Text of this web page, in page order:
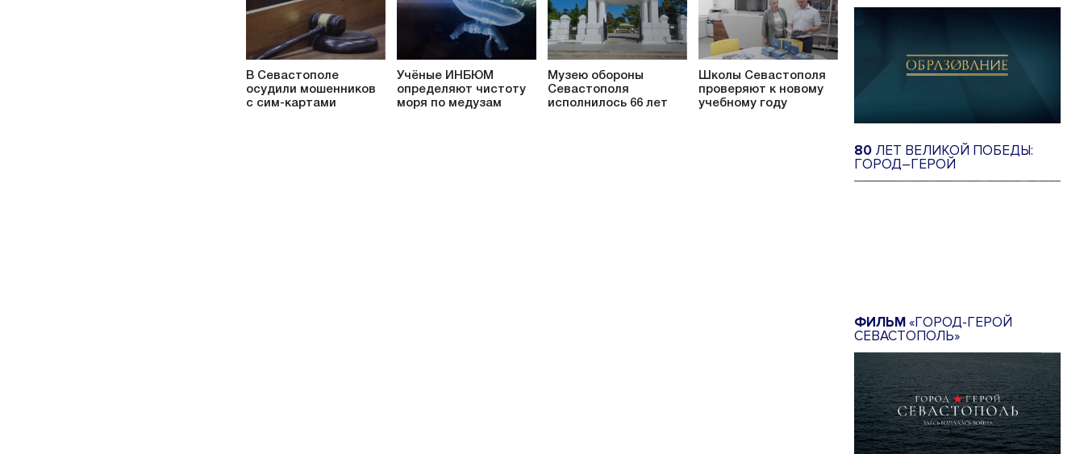
В Севастополе
осудили мошенников
с сим-картами
Учёные ИНБЮМ
определяют чистоту
моря по медузам
Музею обороны
Севастополя
исполнилось 66 лет
Школы Севастополя
проверяют к новому
учебному году
80 ЛЕТ ВЕЛИКОЙ ПОБЕДЫ:
ГОРОД–ГЕРОЙ
ФИЛЬМ«ГОРОД-ГЕРОЙ
СЕВАСТОПОЛЬ»